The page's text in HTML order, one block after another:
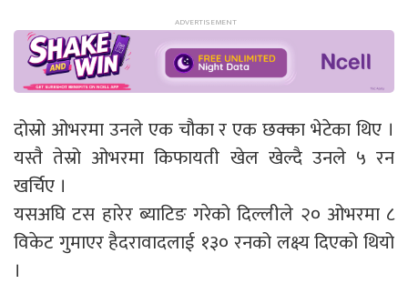
दोस्रो ओभरमा उनले एक चौका र एक छक्का भेटेका थिए ।
यस्तै तेस्रो ओभरमा किफायती खेल खेल्दै उनले ५ रन
खर्चिए ।
यसअघि टस हारेर ब्याटिङ गरेको दिल्लीले २० ओभरमा ८
विकेट गुमाएर हैदरावादलाई १३० रनको लक्ष्य दिएको थियो
।